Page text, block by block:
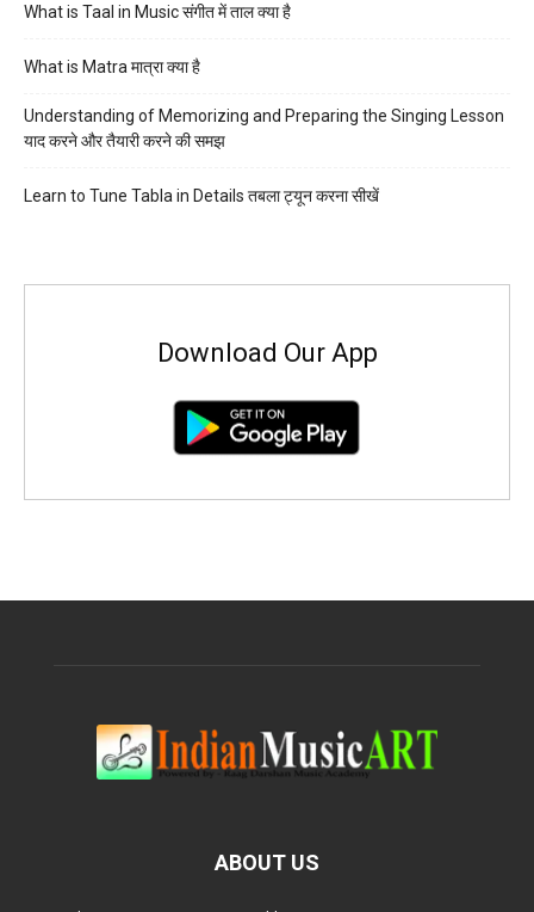
What is Taal in Music संगीत में ताल क्या है
What is Matra मात्रा क्या है
Understanding of Memorizing and Preparing the Singing Lesson
याद करने और तैयारी करने की समझ
Learn to Tune Tabla in Details तबला ट्यून करना सीखें
Download Our App
ABOUT US